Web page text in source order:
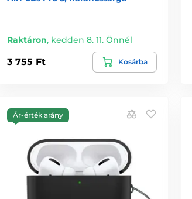
Raktáron, kedden 8. 11. Önnél
3 755 Ft Kosárba
Ár-érték arány